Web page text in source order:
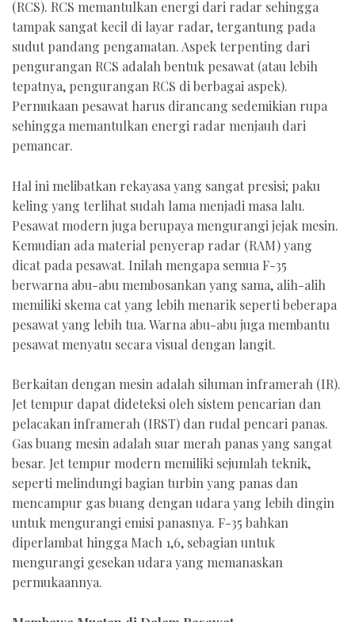
(RCS). RCS memantulkan energi dari radar sehingga
tampak sangat kecil di layar radar, tergantung pada
sudut pandang pengamatan. Aspek terpenting dari
pengurangan RCS adalah bentuk pesawat (atau lebih
tepatnya, pengurangan RCS di berbagai aspek).
Permukaan pesawat harus dirancang sedemikian rupa
sehingga memantulkan energi radar menjauh dari
pemancar.
Hal ini melibatkan rekayasa yang sangat presisi; paku
keling yang terlihat sudah lama menjadi masa lalu.
Pesawat modern juga berupaya mengurangi jejak mesin.
Kemudian ada material penyerap radar (RAM) yang
dicat pada pesawat. Inilah mengapa semua F-35
berwarna abu-abu membosankan yang sama, alih-alih
memiliki skema cat yang lebih menarik seperti beberapa
pesawat yang lebih tua. Warna abu-abu juga membantu
pesawat menyatu secara visual dengan langit.
Berkaitan dengan mesin adalah siluman inframerah (IR).
Jet tempur dapat dideteksi oleh sistem pencarian dan
pelacakan inframerah (IRST) dan rudal pencari panas.
Gas buang mesin adalah suar merah panas yang sangat
besar. Jet tempur modern memiliki sejumlah teknik,
seperti melindungi bagian turbin yang panas dan
mencampur gas buang dengan udara yang lebih dingin
untuk mengurangi emisi panasnya. F-35 bahkan
diperlambat hingga Mach 1,6, sebagian untuk
mengurangi gesekan udara yang memanaskan
permukaannya.